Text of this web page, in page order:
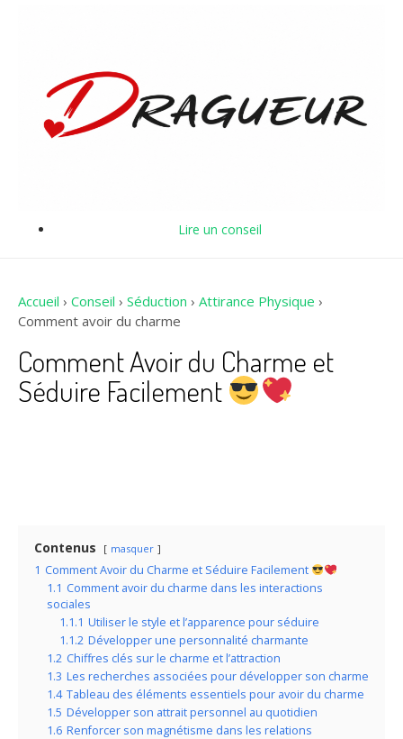
Lire un conseil
Accueil › Conseil › Séduction › Attirance Physique ›
Comment avoir du charme
Comment Avoir du Charme et
Séduire Facilement
Contenus masquer
1 Comment Avoir du Charme et Séduire Facilement
1.1 Comment avoir du charme dans les interactions
sociales
1.1.1 Utiliser le style et l’apparence pour séduire
1.1.2 Développer une personnalité charmante
1.2 Chiffres clés sur le charme et l’attraction
1.3 Les recherches associées pour développer son charme
1.4 Tableau des éléments essentiels pour avoir du charme
1.5 Développer son attrait personnel au quotidien
1.6 Renforcer son magnétisme dans les relations